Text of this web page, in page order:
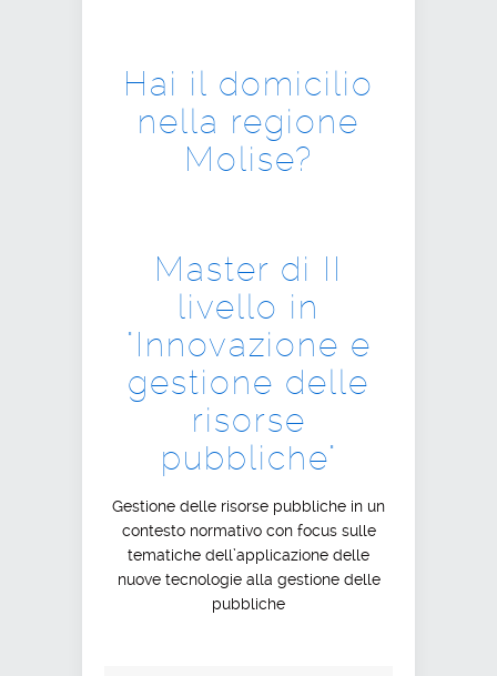
Hai il domicilio
nella regione
Molise?
Master di II
livello in
"Innovazione e
gestione delle
risorse
pubbliche"
Gestione delle risorse pubbliche in un
contesto normativo con focus sulle
tematiche dell’applicazione delle
nuove tecnologie alla gestione delle
pubbliche